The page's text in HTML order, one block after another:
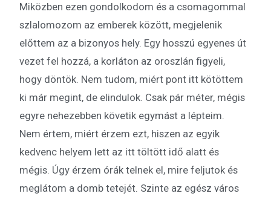
Miközben ezen gondolkodom és a csomagommal
szlalomozom az emberek között, megjelenik
előttem az a bizonyos hely. Egy hosszú egyenes út
vezet fel hozzá, a korláton az oroszlán figyeli,
hogy döntök. Nem tudom, miért pont itt kötöttem
ki már megint, de elindulok. Csak pár méter, mégis
egyre nehezebben követik egymást a lépteim.
Nem értem, miért érzem ezt, hiszen az egyik
kedvenc helyem lett az itt töltött idő alatt és
mégis. Úgy érzem órák telnek el, mire feljutok és
meglátom a domb tetejét. Szinte az egész város